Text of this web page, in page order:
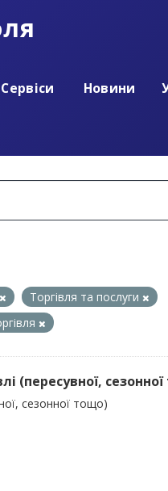
Сервіси Новини
Торгівля та послуги
(пересувної,
сезонної тощо)